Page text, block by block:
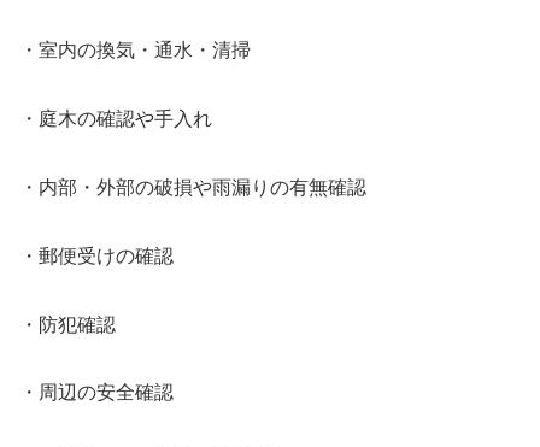
・室内の換気・通水・清掃
・庭木の確認や手入れ
・内部・外部の破損や雨漏りの有無確認
・郵便受けの確認
・防犯確認
・周辺の安全確認